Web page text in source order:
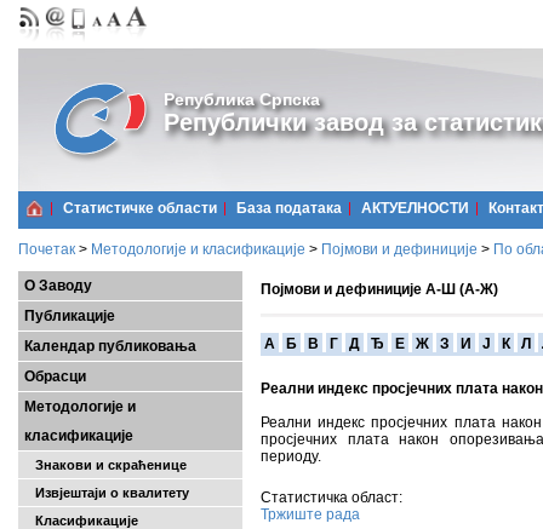
Република Српска
Републички завод за
Статистичке области Базa података АКТУЕЛНОСТИ Контакт
Почетак > Методологије и класификације > Појмови и дефиниције > По
О Заводу
Публикације
Календар публиковања
Обрасци
Методологије и
класификације
Знакови и скраћенице
Извјештаји о квалитету
Класификације
Појмови и дефиниције А-Ш (А-Ж)
A Б В Г Д Ђ Е Ж З И Ј К Л
Реални индекс просјечних плата
Реални индекс просјечних плата
просјечних плата након
периоду.
Статистичка област:
Тржиште рада